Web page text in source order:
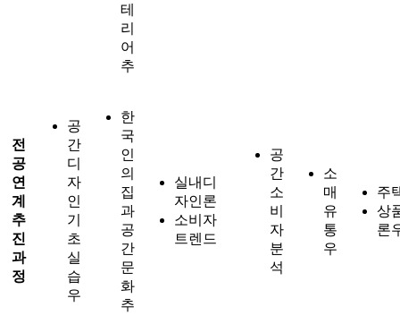
테
리
어
추
전
공
연
계
추
진
과
정
공
간
디
자
인
기
초
실
습
우
한
국
인
의
집
과
공
간
문
화
추
실내디
자인론
소비자
트렌드
공
간
소
비
자
분
석
소
매
유
통
우
주
상
론